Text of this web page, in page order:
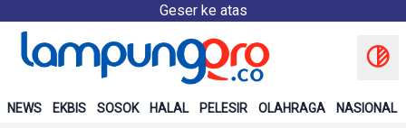
Geser ke atas
NEWS EKBIS SOSOK HALAL PELESIR OLAHRAGA NASIONAL